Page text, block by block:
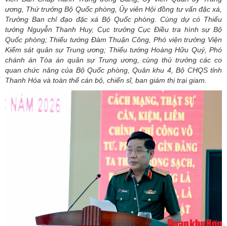
ương, Thứ trưởng Bộ Quốc phòng, Ủy viên Hội đồng tư vấn đặc xá,
Trưởng Ban chỉ đạo đặc xá Bộ Quốc phòng. Cùng dự có Thiếu
tướng Nguyễn Thanh Huy, Cục trưởng Cục Điều tra hình sự Bộ
Quốc phòng; Thiếu tướng Đàm Thuận Công, Phó viện trưởng Viện
Kiểm sát quân sự Trung ương; Thiếu tướng Hoàng Hữu Quý, Phó
chánh án Tòa án quân sự Trung ương, cùng thủ trưởng các cơ
quan chức năng của Bộ Quốc phòng, Quân khu 4, Bộ CHQS tỉnh
Thanh Hóa và toàn thể cán bộ, chiến sĩ, ban giám thị trại giam.